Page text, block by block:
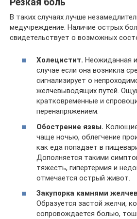
В таких случаях лучше
медучреждение. Наличие острых
свидетельствует о возможных
Холецистит. Неожиданная
случае если она возникла
сигнализирует о
желчевыводящих путей.
кратковременные и
перенапряжением.
Обострение язвы.
чаще ночью, облегчение
как еда попадает в
Дополняется такими
тяжесть, гипертермия и
отмечается острый живот.
Закупорка камнями
Образуется застой желчи,
сопровождается болью,